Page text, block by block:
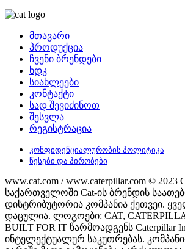
მთავარი
პროდუქცია
ჩვენი ბრენდები
ხდკ
სიახლეები
კონტაქტი
სად შევიძინოთ
შესვლა
რეგისტრაცია
კონფიდენციალურობის პოლიტიკა
წესები და პირობები
www.cat.com / www.caterpillar.com © 2023
საქართველოში Cat-ის ბრენდის
დისტრიბუტორია კომპანია ქეთვეი.
დაცულია. ლოგოები: CAT,
BUILT FOR IT წარმოადგენს Caterpillar
ინტელექტუალურ საკუთრებას.